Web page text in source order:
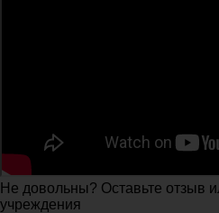
Не довольны? Оставьте отзыв
учреждения